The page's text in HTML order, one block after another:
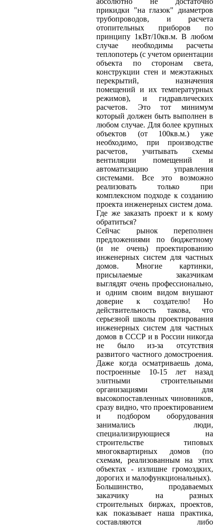
прикидки "на глазок" диаметров
трубопроводов, и расчета
отопительных приборов по
принципу 1кВт/10кв.м. В любом
случае необходимы расчеты
теплопотерь (с учетом ориентации
объекта по сторонам света,
конструкции стен и межэтажных
перекрытий, назначения
помещений и их температурных
режимов), и гидравлических
расчетов. Это тот минимум
который должен быть выполнен в
любом случае. Для более крупных
объектов (от 100кв.м.) уже
необходимо, при производстве
расчетов, учитывать схемы
вентиляции помещений и
автоматизацию управления
системами. Все это возможно
реализовать только при
комплексном подходе к созданию
проекта инженерных систем дома.
Где же заказать проект и к кому
обратиться?
Сейчас рынок переполнен
предложениями по бюджетному
(и не очень) проектированию
инженерных систем для частных
домов. Многие картинки,
присылаемые заказчикам
выглядят очень профессионально,
и одним своим видом внушают
доверие к создателю! Но
действительность такова, что
серьезной школы проектирования
инженерных систем для частных
домов в СССР и в России никогда
не было из-за отсутствия
развитого частного домостроения.
Даже когда осматриваешь дома,
построенные 10-15 лет назад
элитными строительными
организациями для
высокопоставленных чиновников,
сразу видно, что проектированием
и подбором оборудования
занимались люди,
специализирующиеся на
строительстве типовых
многоквартирных домов (по
схемам, реализованным на этих
объектах - излишне громоздких,
дорогих и малофункциональных).
Большинство, продаваемых
заказчику на разных
строительных биржах, проектов,
как показывает наша практика,
составляются либо